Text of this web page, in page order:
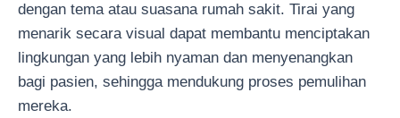
dengan tema atau suasana rumah sakit. Tirai yang
menarik secara visual dapat membantu menciptakan
lingkungan yang lebih nyaman dan menyenangkan
bagi pasien, sehingga mendukung proses pemulihan
mereka.